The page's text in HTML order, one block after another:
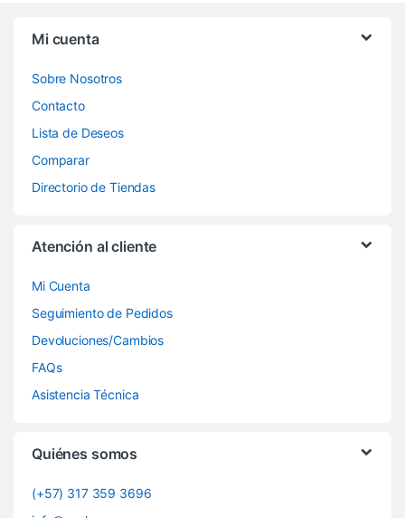
Mi cuenta
Sobre Nosotros
Contacto
Lista de Deseos
Comparar
Directorio de Tiendas
Atención al cliente
Mi Cuenta
Seguimiento de Pedidos
Devoluciones/Cambios
FAQs
Asistencia Técnica
Quiénes somos
(+57) 317 359 3696